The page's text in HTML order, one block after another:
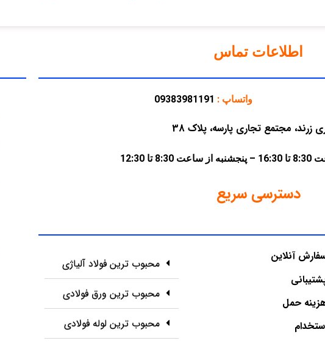
اطلاعات تماس
واتساپ : 09383981191
12:30
دسترسی سریع
آنلاین
حمل
محبوب ترین فولاد آلیاژی
محبوب ترین ورق فولادی
محبوب ترین لوله فولادی